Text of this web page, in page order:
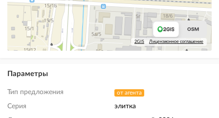
2GIS Лицензионное соглашение
Параметры
Тип предложения от агента
Серия элитка